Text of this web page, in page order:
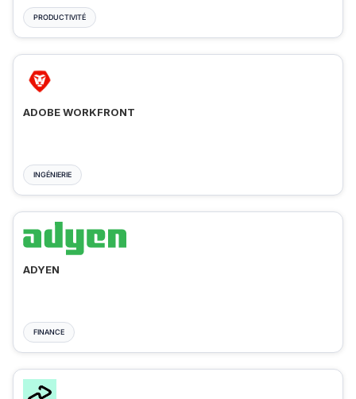
PRODUCTIVITÉ
ADOBE WORKFRONT
INGÉNIERIE
ADYEN
FINANCE